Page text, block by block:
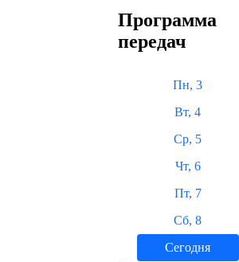
Программа
передач
Пн, 3
Вт, 4
Ср, 5
Чт, 6
Пт, 7
Сб, 8
Сегодня